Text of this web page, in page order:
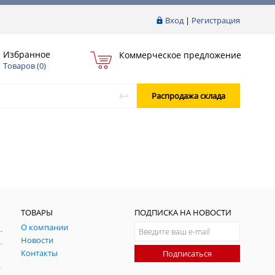
Вход| Регистрация
Избранное
Товаров (0)
Коммерческое предложение
Распродажа склада
ГНСС
помех
помех
ТОВАРЫ
О компании
Новости
Контакты
ПОДПИСКА НА НОВОСТИ
Подписаться